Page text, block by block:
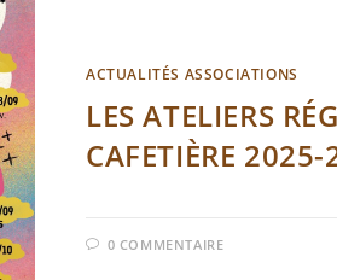
ACTUALITÉS ASSOCIATIONS
LES ATELIERS
CAFETIÈRE
0 COMMENTAIRE